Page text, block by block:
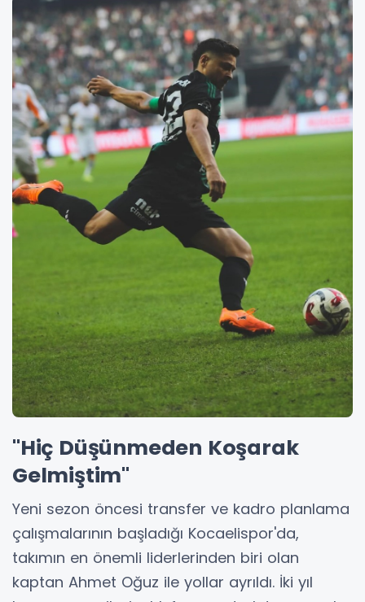
"Hiç Düşünmeden Koşarak
Gelmiştim"
Yeni sezon öncesi transfer ve kadro planlama
çalışmalarının başladığı Kocaelispor'da,
takımın en önemli liderlerinden biri olan
kaptan Ahmet Oğuz ile yollar ayrıldı. İki yıl